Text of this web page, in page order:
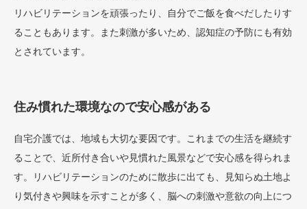
リハビリテーションを頑張ったり、自分でご飯を食べだしたりす
ることもあります。また刺激が多いため、認知症の予防にも有効
とされています。
住み慣れた環境なので安心感がある
自宅介護では、地域も大切な要因です。これまでの生活を継続す
ることで、近所付き合いや見慣れた風景などで安心感を得られま
す。リハビリテーションのために散歩に出ても、見知らぬ土地よ
り気付きや興味を示すことが多く、脳への刺激や意欲の向上につ